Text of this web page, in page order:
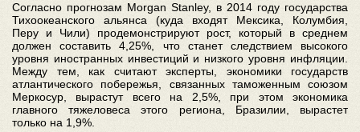
Согласно прогнозам Morgan Stanley, в 2014 году государства
Тихоокеанского альянса (куда входят Мексика, Колумбия,
Перу и Чили) продемонстрируют рост, который в среднем
должен составить 4,25%, что станет следствием высокого
уровня иностранных инвестиций и низкого уровня инфляции.
Между тем, как считают эксперты, экономики государств
атлантического побережья, связанных таможенным союзом
Меркосур, вырастут всего на 2,5%, при этом экономика
главного тяжеловеса этого региона, Бразилии, вырастет
только на 1,9%.